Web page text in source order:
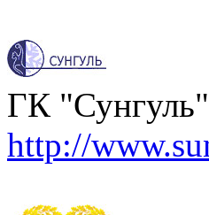
ГК
http://